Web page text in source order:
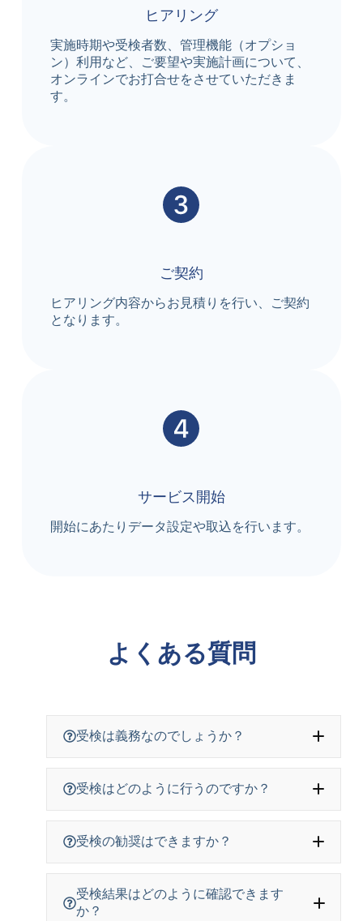
ヒアリング
実施時期や受検者数、管理機能（オプショ
ン）利用など、ご要望や実施計画について、
オンラインでお打合せをさせていただきま
す。
ご契約
ヒアリング内容からお見積りを行い、ご契約
となります。
サービス開始
開始にあたりデータ設定や取込を行います。
よくある質問
受検は義務なのでしょうか？
受検はどのように行うのですか？
受検の勧奨はできますか？
受検結果はどのように確認できます
か？